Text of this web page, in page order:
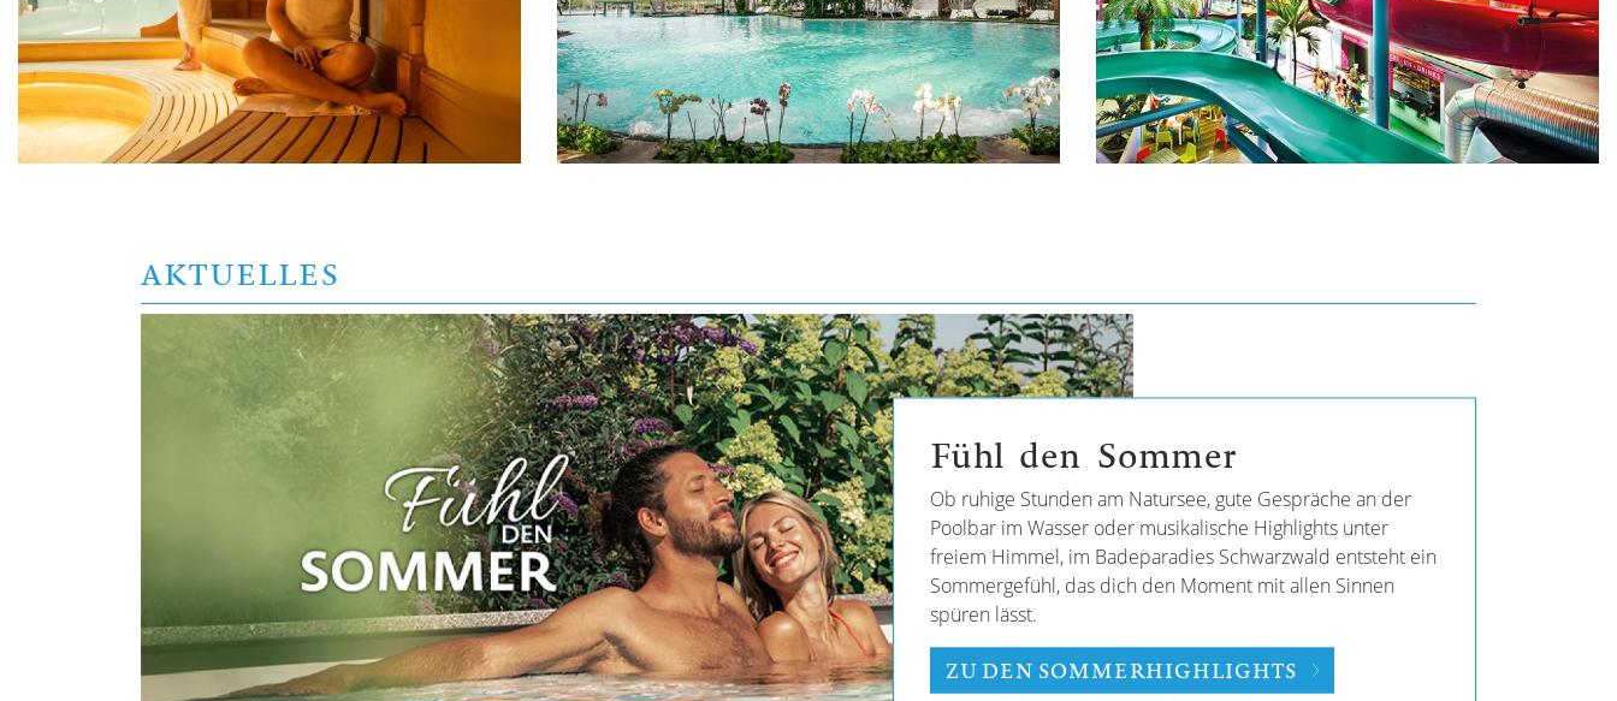
AKTUELLES
Fühl den Sommer
Ob ruhige Stunden am Natursee, gute Gespräche an der
Poolbar im Wasser oder musikalische Highlights unter
freiem Himmel, im Badeparadies Schwarzwald entsteht ein
Sommergefühl, das dich den Moment mit allen Sinnen
spüren lässt.
ZU DEN SOMMERHIGHLIGHTS